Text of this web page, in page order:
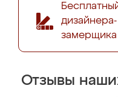
дизайнера-
замерщика
Отзывы